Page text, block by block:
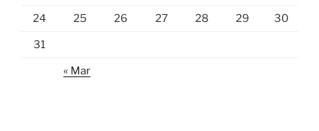
24 25 26 27 28 29 30
31
« Mar